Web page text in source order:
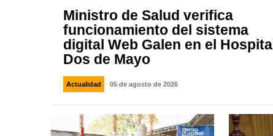
Ministro de Salud verifica
funcionamiento del sistema
digital Web Galen en el Hospital
Dos de Mayo
Actualidad 05 de agosto de 2026